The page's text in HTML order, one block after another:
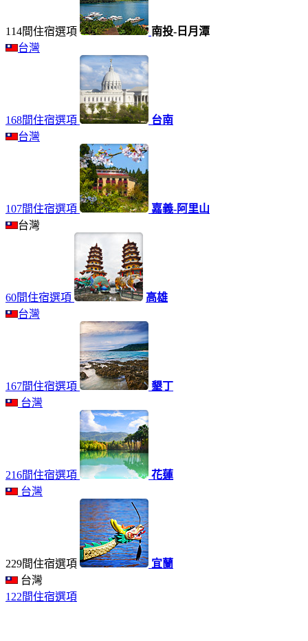
114間住宿選項
南投-日月潭
台灣
168間住宿選項
台南
台灣
107間住宿選項
嘉義-阿里山
台灣
60間住宿選項
高雄
台灣
167間住宿選項
墾丁
台灣
216間住宿選項
花蓮
台灣
229間住宿選項
宜蘭
台灣
122間住宿選項